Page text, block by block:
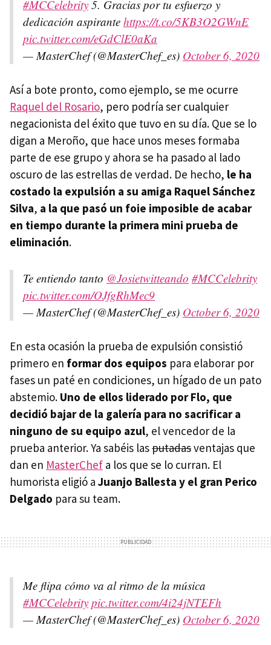
#MCCelebrity 5. Gracias por tu esfuerzo y
dedicación aspirante https://t.co/5KB3O2GWnE
pic.twitter.com/eGdClE0aKa
— MasterChef (@MasterChef_es) October 6, 2020
Así a bote pronto, como ejemplo, se me ocurre
Raquel del Rosario, pero podría ser cualquier
negacionista del éxito que tuvo en su día. Que se lo
digan a Meroño, que hace unos meses formaba
parte de ese grupo y ahora se ha pasado al lado
oscuro de las estrellas de verdad. De hecho, le ha
costado la expulsión a su amiga Raquel Sánchez
Silva, a la que pasó un foie imposible de acabar
en tiempo durante la primera mini prueba de
eliminación.
Te entiendo tanto @Josietwitteando #MCCelebrity
pic.twitter.com/OJfgRhMec9
— MasterChef (@MasterChef_es) October 6, 2020
En esta ocasión la prueba de expulsión consistió
primero en formar dos equipos para elaborar por
fases un paté en condiciones, un hígado de un pato
abstemio. Uno de ellos liderado por Flo, que
decidió bajar de la galería para no sacrificar a
ninguno de su equipo azul, el vencedor de la
prueba anterior. Ya sabéis lasputadasventajas que
dan en MasterChef a los que se lo curran. El
humorista eligió a Juanjo Ballesta y el gran Perico
Delgado para su team.
Me flipa cómo va al ritmo de la música
#MCCelebrity pic.twitter.com/4i24jNTEFh
— MasterChef (@MasterChef_es) October 6, 2020